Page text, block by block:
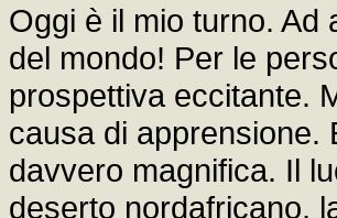
Oggi è il mio turno. Ad
del mondo! Per le
prospettiva eccitante.
causa di apprensione.
davvero magnifica. Il
deserto nordafricano,